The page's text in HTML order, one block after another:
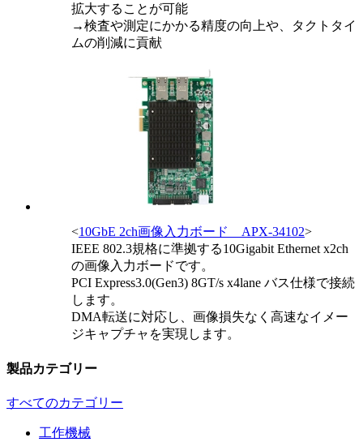
拡大することが可能
→検査や測定にかかる精度の向上や、タクトタイ
ムの削減に貢献
<10GbE 2ch画像入力ボード APX-34102>
IEEE 802.3規格に準拠する10Gigabit Ethernet x2ch
の画像入力ボードです。
PCI Express3.0(Gen3) 8GT/s x4lane バス仕様で接続
します。
DMA転送に対応し、画像損失なく高速なイメー
ジキャプチャを実現します。
製品カテゴリー
すべてのカテゴリー
工作機械